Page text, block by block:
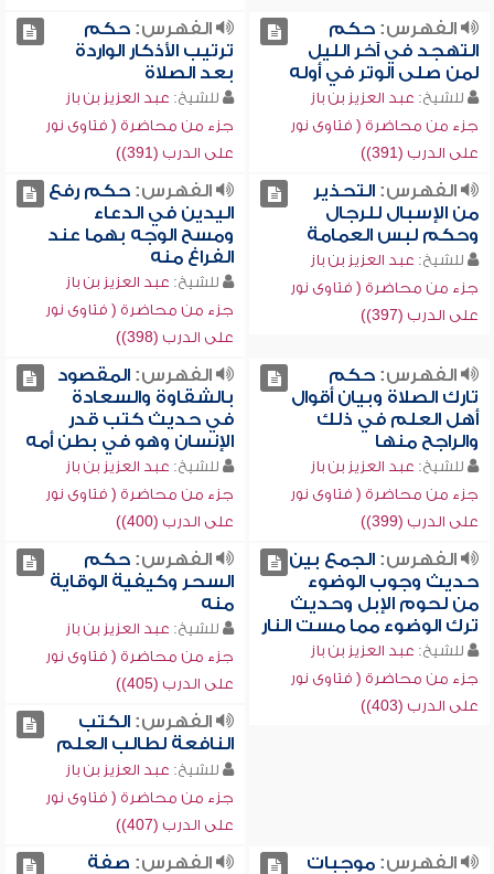
الفهرس:حكم
التهجد في آخر الليل
لمن صلى الوتر في أوله
للشيخ: عبد العزيز بن باز
جزء من محاضرة ( فتاوى نور
على الدرب (391))
الفهرس:حكم
ترتيب الأذكار الواردة
بعد الصلاة
للشيخ: عبد العزيز بن باز
جزء من محاضرة ( فتاوى نور
على الدرب (391))
الفهرس:التحذير
من الإسبال للرجال
وحكم لبس العمامة
للشيخ: عبد العزيز بن باز
جزء من محاضرة ( فتاوى نور
على الدرب (397))
الفهرس:حكم رفع
اليدين في الدعاء
ومسح الوجه بهما عند
الفراغ منه
للشيخ: عبد العزيز بن باز
جزء من محاضرة ( فتاوى نور
على الدرب (398))
الفهرس:حكم
تارك الصلاة وبيان أقوال
أهل العلم في ذلك
والراجح منها
للشيخ: عبد العزيز بن باز
جزء من محاضرة ( فتاوى نور
على الدرب (399))
الفهرس:المقصود
بالشقاوة والسعادة
في حديث كتب قدر
الإنسان وهو في بطن أمه
للشيخ: عبد العزيز بن باز
جزء من محاضرة ( فتاوى نور
على الدرب (400))
الفهرس:الجمع بين
حديث وجوب الوضوء
من لحوم الإبل وحديث
ترك الوضوء مما مست النار
للشيخ: عبد العزيز بن باز
جزء من محاضرة ( فتاوى نور
على الدرب (403))
الفهرس:حكم
السحر وكيفية الوقاية
منه
للشيخ: عبد العزيز بن باز
جزء من محاضرة ( فتاوى نور
على الدرب (405))
الفهرس:الكتب
النافعة لطالب العلم
للشيخ: عبد العزيز بن باز
جزء من محاضرة ( فتاوى نور
على الدرب (407))
الفهرس:موجبات الفهرس: صفة